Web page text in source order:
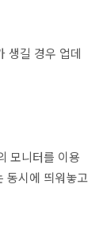
생길 경우 업데
모니터를 이용
동시에 띄워놓고